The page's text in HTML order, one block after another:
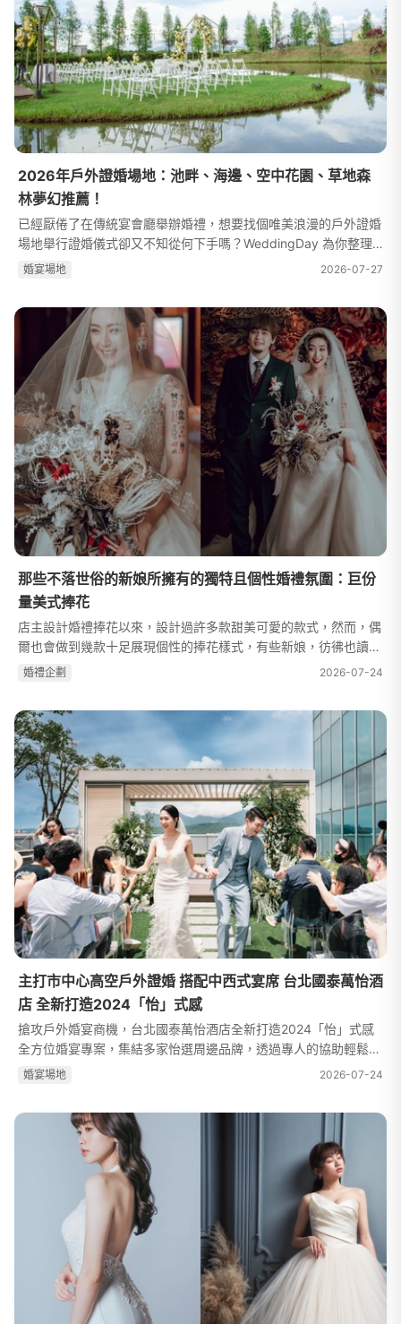
2026年戶外證婚場地：池畔、海邊、空中花園、草地森
林夢幻推薦！
已經厭倦了在傳統宴會廳舉辦婚禮，想要找個唯美浪漫的戶外證婚
場地舉行證婚儀式卻又不知從何下手嗎？WeddingDay 為你整理
國內各類型的戶外證婚場地，讓你輕鬆掌握各類型的場地特色，並
婚宴場地 2026-07-27
那些不落世俗的新娘所擁有的獨特且個性婚禮氛圍：巨份
量美式捧花
店主設計婚禮捧花以來，設計過許多款甜美可愛的款式，然而，偶
爾也會做到幾款十足展現個性的捧花樣式，有些新娘，彷彿也讀懂
我所喜愛的花藝風格般委託我設計，而如果有長期觀察品牌風格的
婚禮企劃 2026-07-24
主打市中心高空戶外證婚 搭配中西式宴席 台北國泰萬怡酒
店 全新打造2024「怡」式感
搶攻戶外婚宴商機，台北國泰萬怡酒店全新打造2024「怡」式感
全方位婚宴專案，集結多家怡選周邊品牌，透過專人的協助輕鬆規
劃。除了既有的中式宴席以外，新增了在14樓Drift Bar的高空戶外
婚宴場地 2026-07-24